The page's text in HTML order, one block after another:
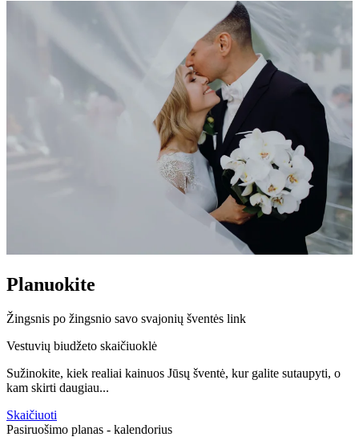
Planuokite
Žingsnis po žingsnio savo svajonių šventės link
Vestuvių biudžeto skaičiuoklė
Sužinokite, kiek realiai kainuos Jūsų šventė, kur galite sutaupyti, o
kam skirti daugiau...
Skaičiuoti
Pasiruošimo planas - kalendorius